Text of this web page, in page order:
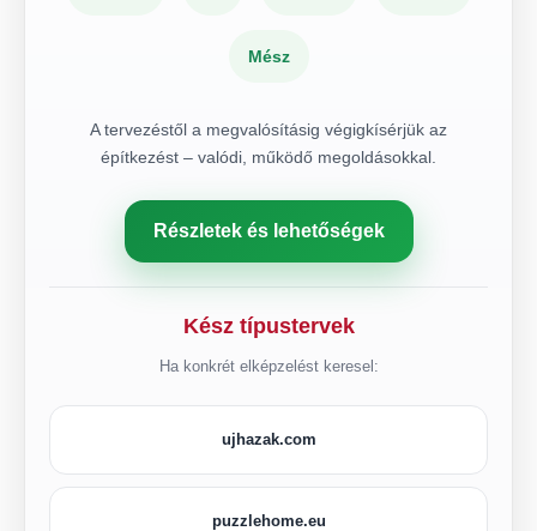
Mész
A tervezéstől a megvalósításig végigkísérjük az
építkezést – valódi, működő megoldásokkal.
Részletek és lehetőségek
Kész típustervek
Ha konkrét elképzelést keresel:
ujhazak.com
puzzlehome.eu